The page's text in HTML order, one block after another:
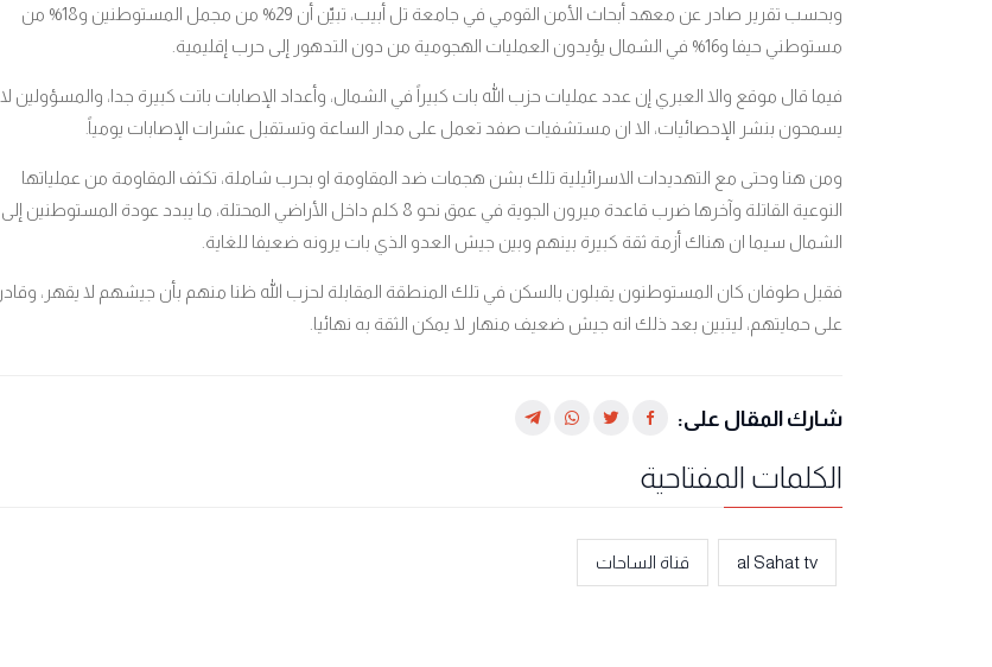
وبحسب تقرير صادر عن معهد أبحاث الأمن القومي في جامعة تل أبيب، تبيّن أن 29% من مجمل المستوطنين و18% من
مستوطني حيفا و16% في الشمال يؤيدون العمليات الهجومية من دون التدهور إلى حرب إقليمية.
فيما قال موقع والا العبري إن عدد عمليات حزب الله بات كبيراً في الشمال، وأعداد الإصابات باتت كبيرة جدا، والمسؤولين لا
يسمحون بنشر الإحصائيات، الا ان مستشفيات صفد تعمل على مدار الساعة وتستقبل عشرات الإصابات يومياً.
ومن هنا وحتى مع التهديدات الاسرائيلية تلك بشن هجمات ضد المقاومة او بحرب شاملة، تكثف المقاومة من عملياتها
النوعية القاتلة وآخرها ضرب قاعدة ميرون الجوية في عمق نحو 8 كلم داخل الأراضي المحتلة، ما يبدد عودة المستوطنين إلى
الشمال سيما ان هناك أزمة ثقة كبيرة بينهم وبين جيش العدو الذي بات يرونه ضعيفا للغاية.
فقبل طوفان كان المستوطنون يقبلون بالسكن في تلك المنطقة المقابلة لحزب الله ظنا منهم بأن جيشهم لا يقهر، وقادر
على حمايتهم، ليتبين بعد ذلك انه جيش ضعيف منهار لا يمكن الثقة به نهائيا.
شارك المقال على:
الكلمات المفتاحية
al Sahat tv قناة الساحات